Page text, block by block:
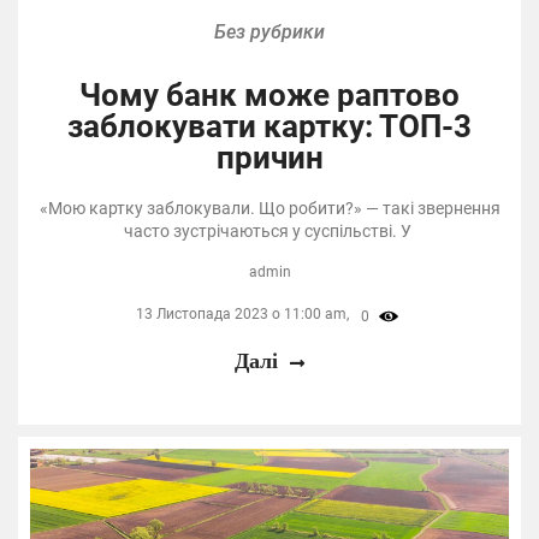
Без рубрики
Чому банк може раптово
заблокувати картку: ТОП-3
причин
«Мою картку заблокували. Що робити?» — такі звернення
часто зустрічаються у суспільстві. У
admin
13 Листопада 2023 о 11:00 am, 0
Далі